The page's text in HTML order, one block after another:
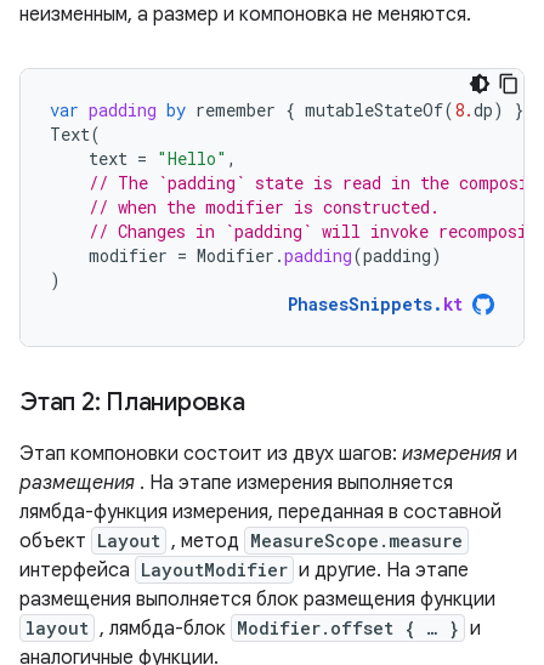
неизменным, а размер и компоновка не меняются.
var padding by remember { mutableStateOf(8.dp)
}
Text(
text = "Hello" ,
// The `padding` state is read in the
// when the modifier is constructed.
// Changes in `padding` will invoke
modifier = Modifier .padding(padding)
)
PhasesSnippets. kt
Этап 2: Планировка
Этап компоновки состоит из двух шагов: измерения и
размещения . На этапе измерения выполняется
лямбда-функция измерения, переданная в составной
объект Layout , метод MeasureScope.measure
интерфейса LayoutModifier и другие. На этапе
размещения выполняется блок размещения функции
layout , лямбда-блок Modifier.offset { … } и
аналогичные функции.